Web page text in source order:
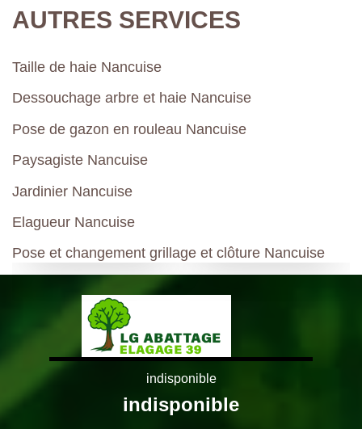
AUTRES SERVICES
Taille de haie Nancuise
Dessouchage arbre et haie Nancuise
Pose de gazon en rouleau Nancuise
Paysagiste Nancuise
Jardinier Nancuise
Elagueur Nancuise
Pose et changement grillage et clôture Nancuise
indisponible
indisponible